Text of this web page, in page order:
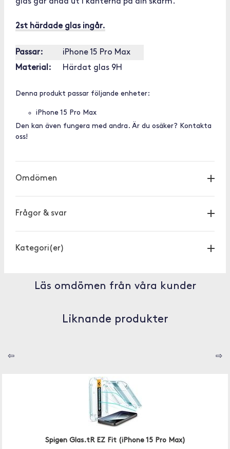
2st härdade glas ingår.
Passar:
iPhone 15 Pro Max
Material:
Härdat glas 9H
Denna produkt passar följande enheter:
iPhone 15 Pro Max
Den kan även fungera med andra. Är du osäker? Kontakta
oss!
Omdömen
Frågor & svar
Kategori(er)
Läs omdömen från våra kunder
Liknande produkter
⇦ ⇨
Spigen Glas.tR EZ Fit (iPhone 15 Pro Max)